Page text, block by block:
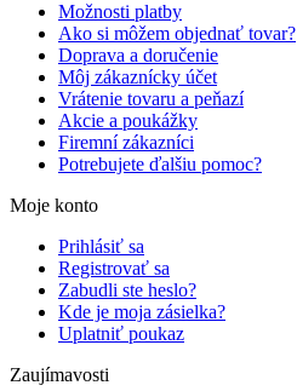
Možnosti platby
Ako si môžem objednať tovar?
Doprava a doručenie
Môj zákaznícky účet
Vrátenie tovaru a peňazí
Akcie a poukážky
Firemní zákazníci
Potrebujete ďalšiu pomoc?
Moje konto
Prihlásiť sa
Registrovať sa
Zabudli ste heslo?
Kde je moja zásielka?
Uplatniť poukaz
Zaujímavosti